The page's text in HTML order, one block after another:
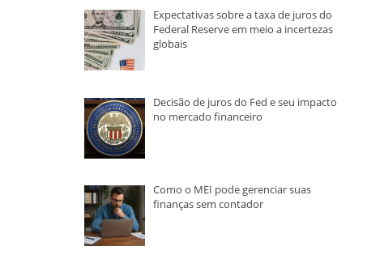
Expectativas sobre a taxa de juros do
Federal Reserve em meio a incertezas
globais
Decisão de juros do Fed e seu impacto
no mercado financeiro
Como o MEI pode gerenciar suas
finanças sem contador